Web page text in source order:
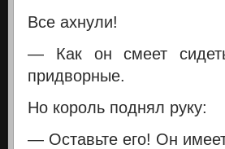
Все ахнули!
— Как он смеет
придворные.
Но король поднял руку:
— Оставьте его! Он